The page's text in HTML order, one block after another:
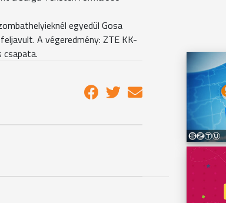
egyedül Gosa
A végeredmény: ZTE KK-
csapata.